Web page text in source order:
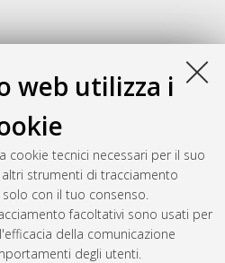
web utilizza i
cookie tecnici necessari per il suo
strumenti di tracciamento
con il tuo consenso.
facoltativi sono usati per
della comunicazione
degli utenti.
documento: